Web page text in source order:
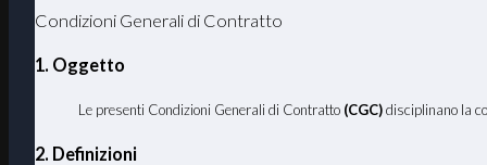
Condizioni Generali di Contratto
1. Oggetto
Le presenti Condizioni Generali di Contratto (CGC)disciplinano la
2. Definizioni